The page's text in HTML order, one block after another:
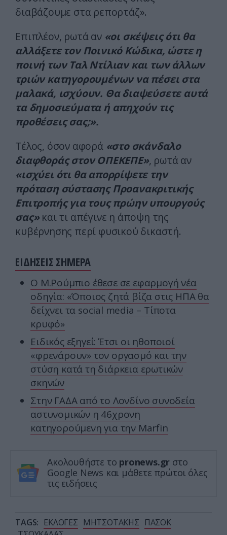
διαβάζουμε στα ρεπορτάζ».
Επιπλέον, ρωτά αν «οι σκέψεις ότι θα
αλλάξετε τον Ποινικό Κώδικα, ώστε η
ποινή των Ταλ Ντίλιαν και των άλλων
τριών κατηγορουμένων να πέσει στα
μαλακά, ισχύουν. Θα διαψεύσετε αυτά
τα δημοσιεύματα ή απηχούν τις
προθέσεις σας;».
Τέλος, όσον αφορά «στο σκάνδαλο
διαφθοράς στον ΟΠΕΚΕΠΕ», ρωτά αν
«ισχύει ότι θα απορρίψετε την
πρόταση σύστασης Προανακριτικής
Επιτροπής για τους πρώην υπουργούς
σας» και τι απέγινε η άποψη της
κυβέρνησης περί φυσικού δικαστή.
ΕΙΔΗΣΕΙΣ ΣΗΜΕΡΑ
Ο Μ.Ρούμπιο έθεσε σε εφαρμογή νέα
οδηγία: «Όποιος ζητά βίζα στις ΗΠΑ θα
δείχνει τα social media – Τίποτα
κρυφό»
Ειδικός εξηγεί: Έτσι οι ηθοποιοί
«φρενάρουν» τον οργασμό και την
στύση κατά τη διάρκεια ερωτικών
σκηνών
Στην ΓΑΔΑ από το Λονδίνο συνοδεία
αστυνομικών η 46χρονη
κατηγορούμενη για την Marfin
Ακολουθήστε το pronews.gr στο
Google News και μάθετε πρώτοι όλες
τις ειδήσεις
TAGS: ΕΚΛΟΓΕΣ ΜΗΤΣΟΤΑΚΗΣ ΠΑΣΟΚ